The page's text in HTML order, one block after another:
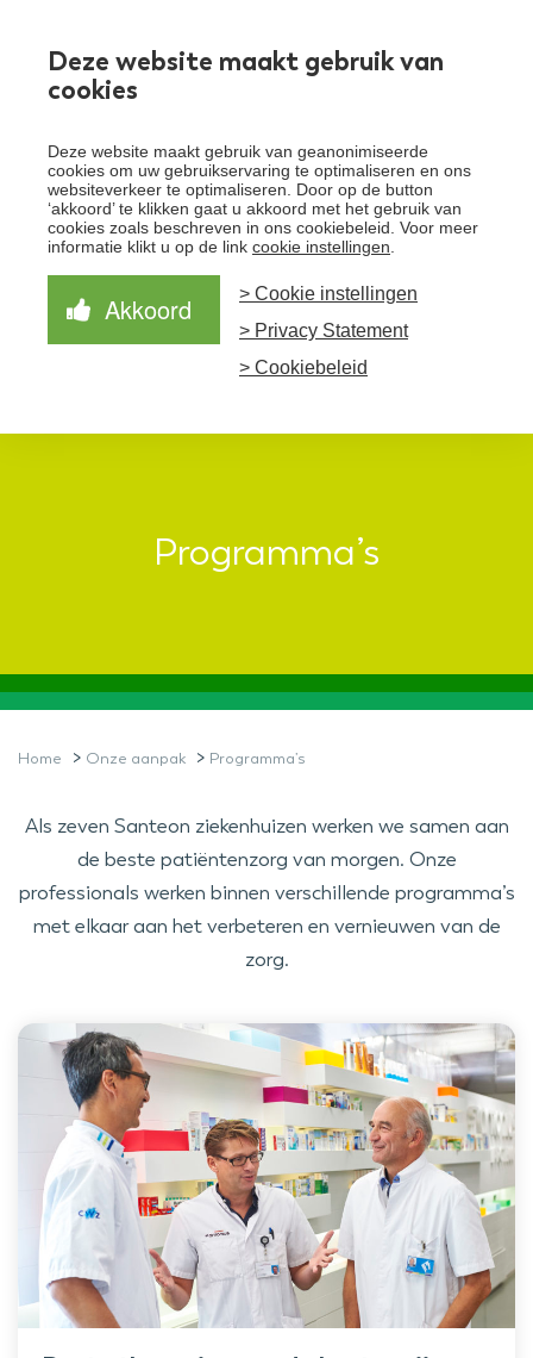
Deze website maakt gebruik van
cookies
Deze website maakt gebruik van geanonimiseerde
cookies om uw gebruikservaring te optimaliseren en ons
websiteverkeer te optimaliseren. Door op de button
‘akkoord’ te klikken gaat u akkoord met het gebruik van
cookies zoals beschreven in ons cookiebeleid. Voor meer
informatie klikt u op de link cookie instellingen
Akkoord
> Cookie instellingen
> Privacy Statement
> Cookiebeleid
Over Santeon
Waardegedreven zorg
aanpak
Samen Beter
Nieuws
Schrijf je in voor de nieuwsbrief
Schrijf je in voor onze nieuwsbrief en ontvang het
laatste nieuws!
Aanmelden nieuwsbrief
Programma’s
Home > Onze aanpak > Programma’s
Als zeven Santeon ziekenhuizen werken we samen aan
de beste patiëntenzorg van morgen. Onze
professionals werken binnen verschillende programma’s
met elkaar aan het verbeteren en vernieuwen van de
zorg.